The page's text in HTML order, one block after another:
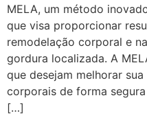
MELA, um método
que visa proporcionar
remodelação corporal e
gordura localizada. A
que desejam melhorar
corporais de forma
[…]